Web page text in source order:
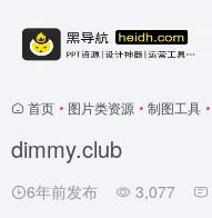
首页 • 图片类资源 • 制图工具 •
dimmy.club
6年前发布 3,077